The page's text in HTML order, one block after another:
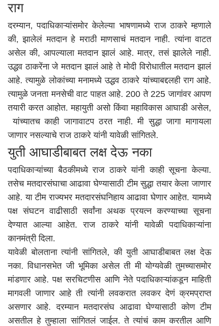
राग
दरम्यान, पदाधिकाऱ्यांसमोर केलेल्या भाषणामध्ये राज ठाकरे म्हणाले
की, झालेलं मतदान हे मराठी माणसाचं मतदान नाही. त्यांना वाटत
असेल की, आपल्याला मतदान झालं आहे. मात्र, तसं झालेले नाही.
उद्धव ठाकरेंना जे मतदान झालं आहे ते मोदी विरोधातील मतदान झालं
आहे. त्यामुळे लोकांच्या मनामध्ये उद्धव ठाकरे यांच्याबद्दलही राग आहे.
त्यामुळे जनता मनसेची वाट पाहत आहे. 200 ते 225 जागांवर आपण
तयारी करत आहोत. महायुती असो किंवा महाविकास आघाडी असेल,
यांच्यातच काही जागावाटप ठरत नाही. मी सुद्धा जागा मागायला
जाणार नसल्याचे राज ठाकरे यांनी यावेळी सांगितले.
युती आघाडीबाबत लक्ष देऊ नका
पदाधिकाऱ्यांच्या बैठकीमध्ये राज ठाकरे यांनी काही सूचना केल्या.
तसेच मतदारसंघाचा आढावा घेण्यासाठी टीम सुद्धा तयार केला जाणार
आहे. या टीम राज्यभर मतदारसंघनिहाय आढावा घेणार आहेत. यामध्ये
पक्ष संघटन वाढीसाठी सर्वांना अथक प्रयत्न करण्याच्या सूचना
देण्यात आल्या आहेत. राज ठाकरे यांनी यावेळी पदाधिकाऱ्यांना
कानमंत्री दिला.
यावेळी बोलताना त्यांनी सांगितले, की युती आघाडीबाबत लक्ष देऊ
नका. विधानसभेत जी भूमिका असेल ती मी योग्यवेळी तुमच्यासमोर
मांडणार आहे. पक्ष सरचिटणीस आणि नेते पदाधिकाऱ्यांकडून माहिती
मागवली जाणार आहे ती त्यांनी लवकरात लवकर देणं क्रमप्राप्त
असणार आहे. दरम्यान मतदारसंघ आढावा घेण्यासाठी कोण टीम
असतील हे तुम्हाला सांगितलं जाईल. ते त्यांचं काम करतील आणि